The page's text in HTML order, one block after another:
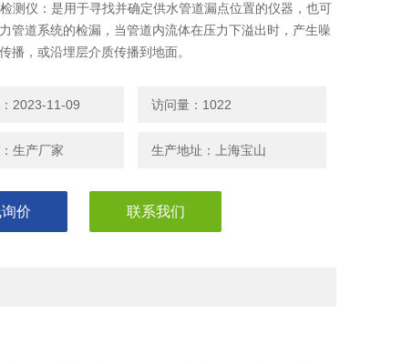
测仪：是用于寻找并确定供水管道漏点位置的仪器，也可
管道系统的检漏，当管道内流体在压力下溢出时，产生噪
播，或沿埋层介质传播到地面。
2023-11-09 访问量：1022
生产厂家 生产地址：上海宝山
价 联系我们